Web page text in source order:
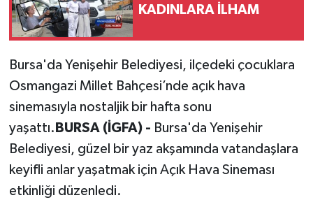
KADINLARA İLHAM
Bursa'da Yenişehir Belediyesi, ilçedeki çocuklara
Osmangazi Millet Bahçesi’nde açık hava
sinemasıyla nostaljik bir hafta sonu
yaşattı. BURSA (İGFA) - Bursa'da Yenişehir
Belediyesi, güzel bir yaz akşamında vatandaşlara
keyifli anlar yaşatmak için Açık Hava Sineması
etkinliği düzenledi.